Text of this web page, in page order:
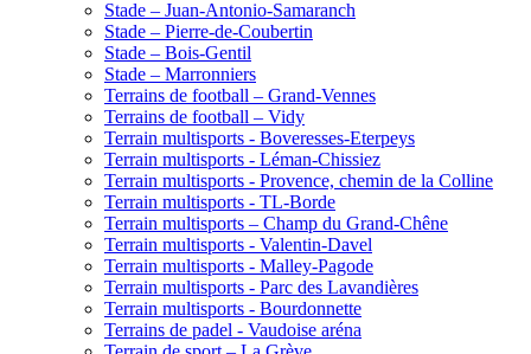
Stade – Juan-Antonio-Samaranch
Stade – Pierre-de-Coubertin
Stade – Bois-Gentil
Stade – Marronniers
Terrains de football – Grand-Vennes
Terrains de football – Vidy
Terrain multisports - Boveresses-Eterpeys
Terrain multisports - Léman-Chissiez
Terrain multisports - Provence, chemin de la Colline
Terrain multisports - TL-Borde
Terrain multisports – Champ du Grand-Chêne
Terrain multisports - Valentin-Davel
Terrain multisports - Malley-Pagode
Terrain multisports - Parc des Lavandières
Terrain multisports - Bourdonnette
Terrains de padel - Vaudoise aréna